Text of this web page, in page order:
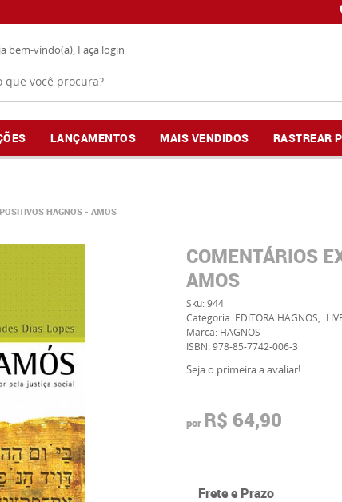
bem-vindo(a), Faça login
LANÇAMENTOS MAIS VENDIDOS RASTREAR
HAGNOS - AMOS
COMENTÁRIOS
AMOS
Sku:944
Categoria: EDITORA HAGNOS
Marca: HAGNOS
ISBN:978-85-7742-006-3
Seja o primeira a avaliar!
por R$ 64,90
Frete e Prazo